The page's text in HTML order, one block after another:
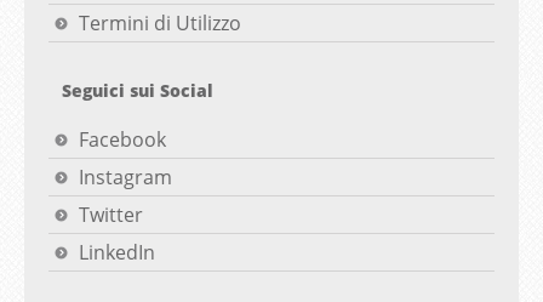
Termini di Utilizzo
Seguici sui Social
Facebook
Instagram
Twitter
LinkedIn